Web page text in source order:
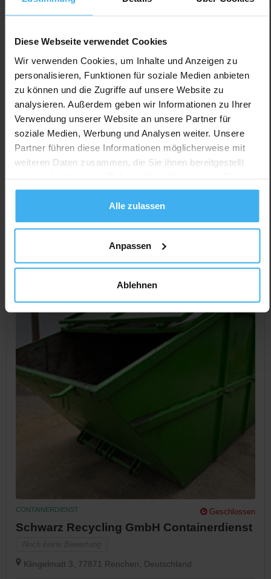
Diese Webseite verwendet Cookies
Wir verwenden Cookies, um Inhalte und Anzeigen zu
personalisieren, Funktionen für soziale Medien anbieten
zu können und die Zugriffe auf unsere Website zu
analysieren. Außerdem geben wir Informationen zu Ihrer
Verwendung unserer Website an unsere Partner für
soziale Medien, Werbung und Analysen weiter. Unsere
Partner führen diese Informationen möglicherweise mit
weiteren Daten zusammen, die Sie ihnen bereitgestellt
gesammelt haben.
Alle zulassen
Anpassen
Ablehnen
CONTAINERDIENST Geschlossen
Weber GmbH Containerdienste Verwaltung
Noch keine Bewertung
Jetzt Anrufen
Auf Karte Anzeigen
CONTAINERDIENST Geschlossen
Schwarz Recycling GmbH Containerdienst
Klingelmatt 3, 77871 Renchen, Deutschland